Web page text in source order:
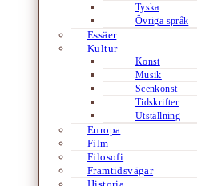
Tyska
Övriga språk
Essäer
Kultur
Konst
Musik
Scenkonst
Tidskrifter
Utställning
Europa
Film
Filosofi
Framtidsvägar